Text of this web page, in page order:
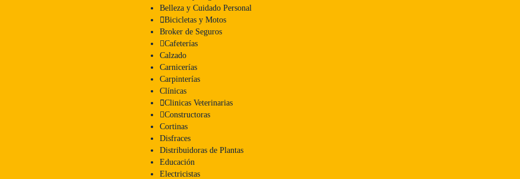
Belleza y Cuidado Personal
Bicicletas y Motos
Broker de Seguros
Cafeterías
Calzado
Carnicerías
Carpinterías
Clínicas
Clinicas Veterinarias
Constructoras
Cortinas
Disfraces
Distribuidoras de Plantas
Educación
Electricistas